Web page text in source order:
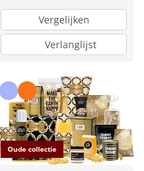
Vergelijken
Verlanglijst
Oude collectie